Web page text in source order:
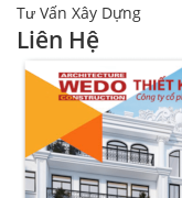
Tư Vấn Xây Dựng
Liên Hệ